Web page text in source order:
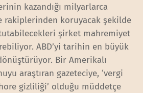
kazandığı milyarlarca
rakiplerinden koruyacak şekilde
şirket mahremiyet
ABD’yi tarihin en büyük
Bir Amerikalı
araştıran gazeteciye, ‘vergi
gizliliği’ olduğu müddetçe